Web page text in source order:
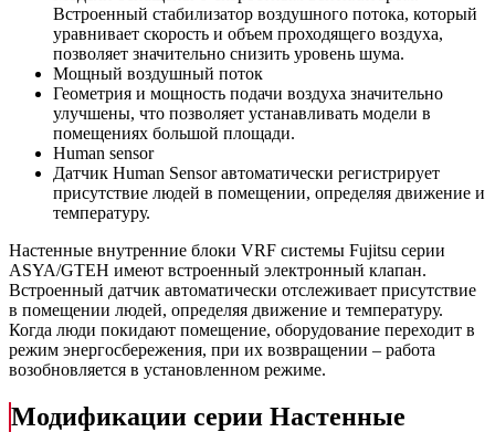
Встроенный стабилизатор воздушного потока, который
уравнивает скорость и объем проходящего воздуха,
позволяет значительно снизить уровень шума.
Мощный воздушный поток
Геометрия и мощность подачи воздуха значительно
улучшены, что позволяет устанавливать модели в
помещениях большой площади.
Human sensor
Датчик Human Sensor автоматически регистрирует
присутствие людей в помещении, определяя движение и
температуру.
Настенные внутренние блоки VRF системы Fujitsu серии
ASYA/GТЕH имеют встроенный электронный клапан.
Встроенный датчик автоматически отслеживает присутствие
в помещении людей, определяя движение и температуру.
Когда люди покидают помещение, оборудование переходит в
режим энергосбережения, при их возвращении – работа
возобновляется в установленном режиме.
Модификации серии Настенные